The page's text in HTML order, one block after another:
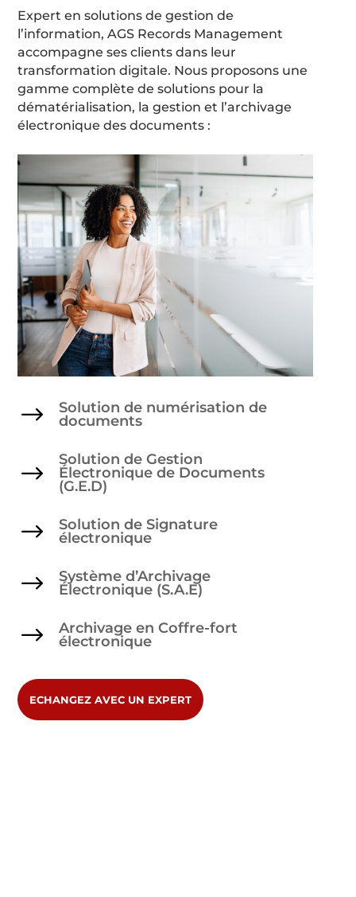
Expert en solutions de gestion de
l’information, AGS Records Management
accompagne ses clients dans leur
transformation digitale. Nous proposons une
gamme complète de solutions pour la
dématérialisation, la gestion et l’archivage
électronique des documents :
$
Solution de numérisation de
documents
$
Solution de Gestion
Électronique de Documents
(G.E.D)
$
Solution de Signature
électronique
$
Système d’Archivage
Électronique (S.A.E)
$
Archivage en Coffre-fort
électronique
ECHANGEZ AVEC UN EXPERT